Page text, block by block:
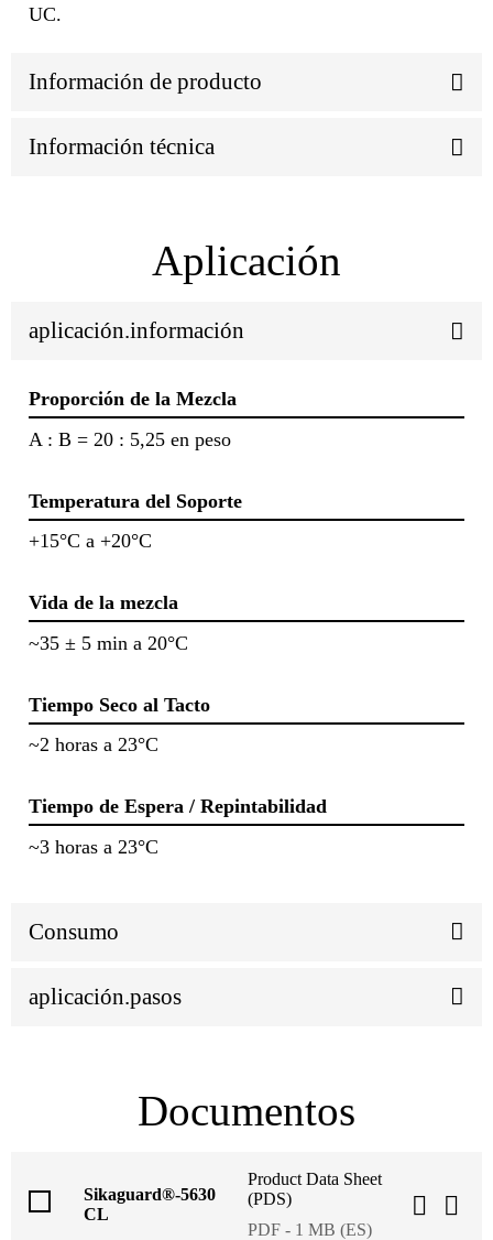
UC.
Información de producto
Información técnica
Aplicación
aplicación.información
Proporción de la Mezcla
A : B = 20 : 5,25 en peso
Temperatura del Soporte
+15°C a +20°C
Vida de la mezcla
~35 ± 5 min a 20°C
Tiempo Seco al Tacto
~2 horas a 23°C
Tiempo de Espera / Repintabilidad
~3 horas a 23°C
Consumo
aplicación.pasos
Documentos
Sikaguard®-5630
CL
Product Data Sheet
(PDS)
PDF - 1 MB (ES)